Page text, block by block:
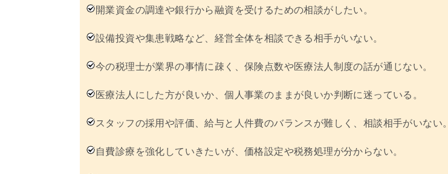
開業資金の調達や銀行から融資を受けるための相談がしたい。
設備投資や集患戦略など、経営全体を相談できる相手がいない。
今の税理士が業界の事情に疎く、保険点数や医療法人制度の話が通じない。
医療法人にした方が良いか、個人事業のままが良いか判断に迷っている。
スタッフの採用や評価、給与と人件費のバランスが難しく、相談相手がいない。
自費診療を強化していきたいが、価格設定や税務処理が分からない。